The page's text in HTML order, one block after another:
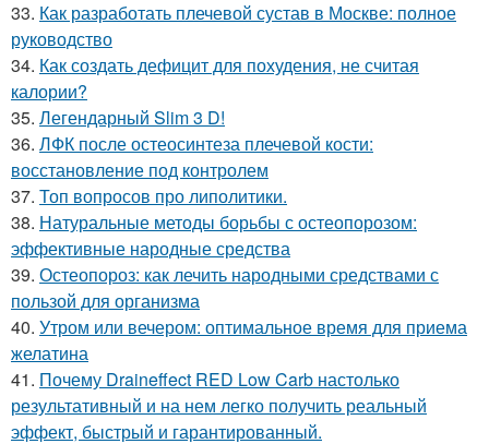
33. Как разработать плечевой сустав в Москве: полное
руководство
34. Как создать дефицит для похудения, не считая
калории?
35. Легендарный Slim 3 D!
36. ЛФК после остеосинтеза плечевой кости:
восстановление под контролем
37. Топ вопросов про липолитики.
38. Натуральные методы борьбы с остеопорозом:
эффективные народные средства
39. Остеопороз: как лечить народными средствами с
пользой для организма
40. Утром или вечером: оптимальное время для приема
желатина
41. Почему Draineffect RED Low Carb настолько
результативный и на нем легко получить реальный
эффект, быстрый и гарантированный.